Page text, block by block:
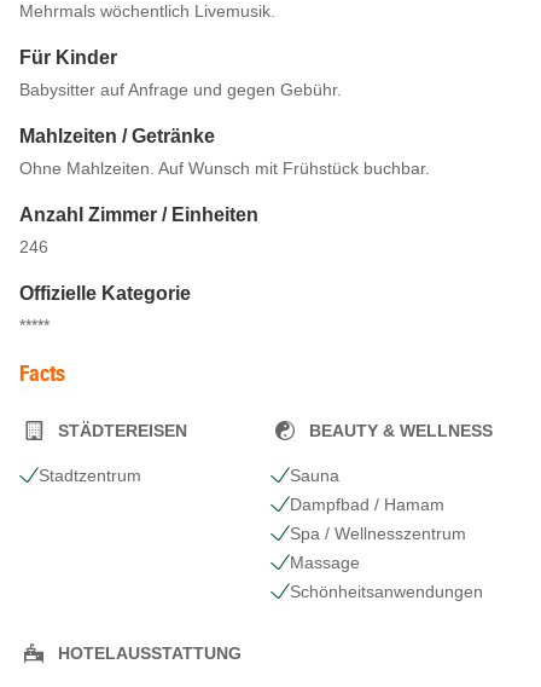
Mehrmals wöchentlich Livemusik.
Für Kinder
Babysitter auf Anfrage und gegen Gebühr.
Mahlzeiten / Getränke
Ohne Mahlzeiten. Auf Wunsch mit Frühstück buchbar.
Anzahl Zimmer / Einheiten
246
Offizielle Kategorie
*****
Facts
STÄDTEREISEN
Stadtzentrum
BEAUTY & WELLNESS
Sauna
Dampfbad / Hamam
Spa / Wellnesszentrum
Massage
Schönheits​anwendungen
HOTELAUSSTATTUNG